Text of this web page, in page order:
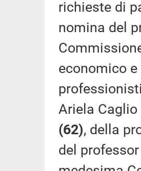
richieste di
nomina del
economico
Ariela Caglio
(62), della
del